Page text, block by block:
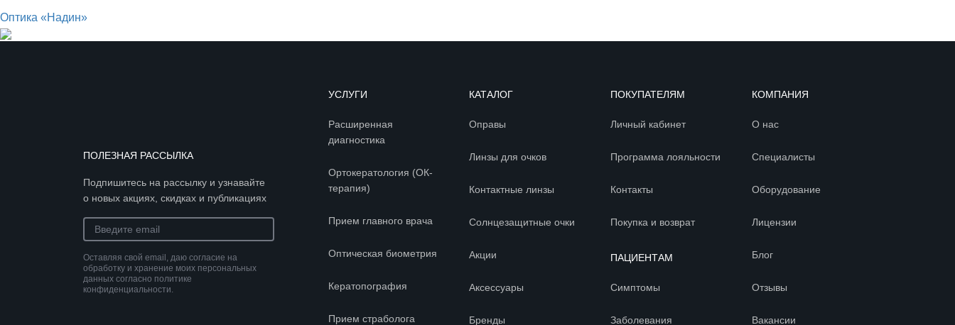
Оптика «Надин»
ПОЛЕЗНАЯ РАССЫЛКА
Подпишитесь на рассылку и узнавайте
о новых акциях, скидках и публикациях
Оставляя свой email, даю согласие на
обработку и хранение моих персональных
данных согласно политике
конфиденциальности.
УСЛУГИ
Расширенная
диагностика
Ортокератология (ОК-
терапия)
Прием главного врача
Оптическая биометрия
Кератопография
Прием страболога
КАТАЛОГ
Оправы
Линзы для очков
Контактные линзы
Солнцезащитные очки
Акции
Аксессуары
Бренды
ПОКУПАТЕЛЯМ
Личный кабинет
Программа лояльности
Контакты
Покупка и возврат
ПАЦИЕНТАМ
Симптомы
Заболевания
КОМПАНИЯ
О нас
Специалисты
Оборудование
Лицензии
Блог
Отзывы
Вакансии